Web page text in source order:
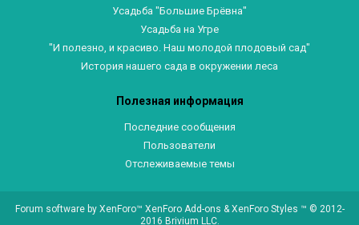
Усадьба "Большие Брёвна"
Усадьба на Угре
"И полезно, и красиво. Наш молодой плодовый сад"
История нашего сада в окружении леса
Полезная информация
Последние сообщения
Пользователи
Отслеживаемые темы
Forum software by XenForo™ XenForo Add-ons &XenForo Styles ™ © 2012-
2016 Brivium LLC.